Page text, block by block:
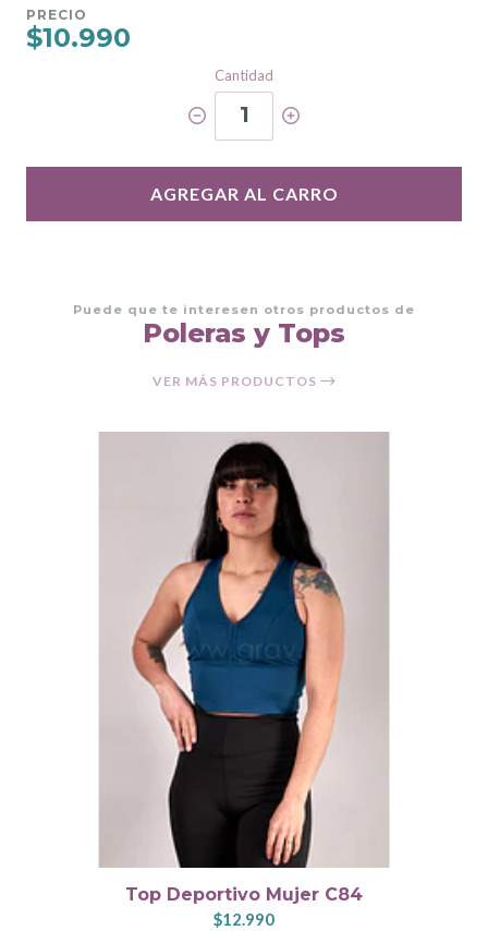
PRECIO
$10.990
Cantidad
1
AGREGAR AL CARRO
Puede que te interesen otros productos de
Poleras y Tops
VER MÁS PRODUCTOS
Top Deportivo Mujer C84
$12.990